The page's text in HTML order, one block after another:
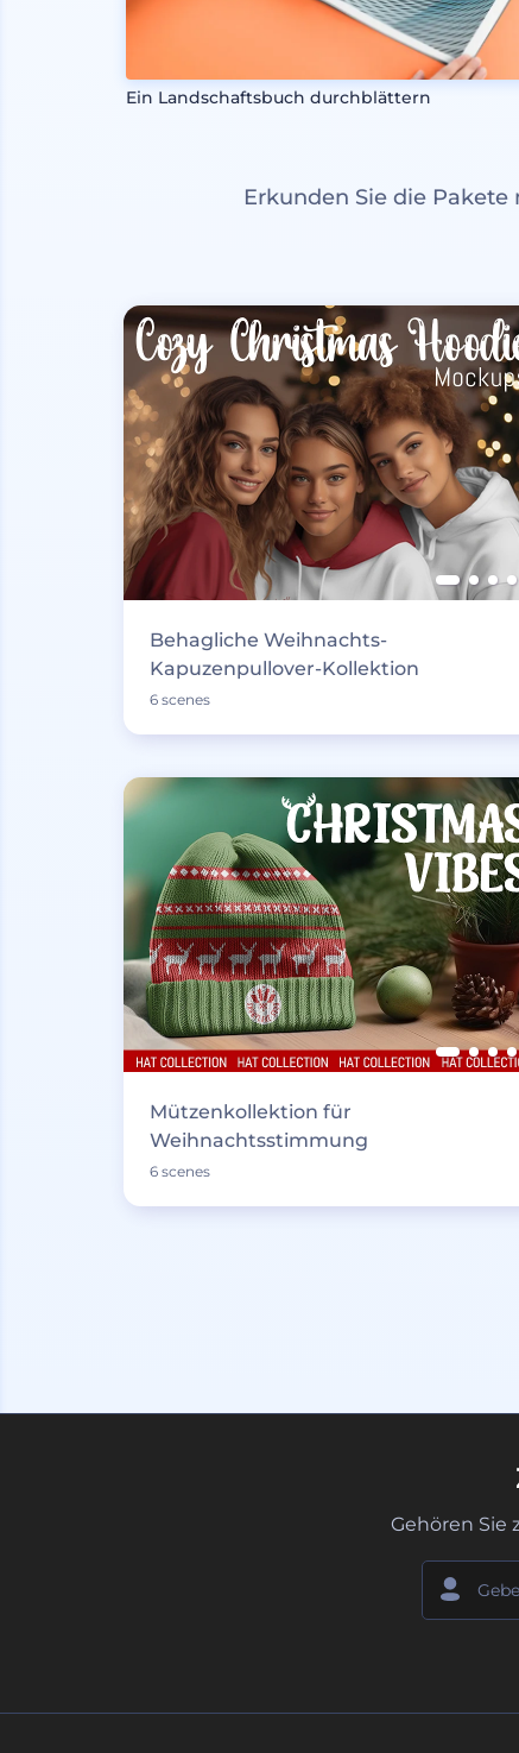
Ein Landschaftsbuch durchblättern
Erkunden Sie die
Behagliche Weihnachts-
Kapuzenpullover-Kollektion
6 scenes
Mützenkollektion für
Weihnachtsstimmung
6 scenes
Gehören Sie